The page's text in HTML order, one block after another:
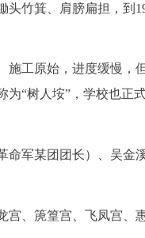
竹箕、肩膀扁担，到
施工原始，进度缓慢，
“树人垵”，学校也正
命军某团团长）、吴金
宫、箎篁宫、飞凤宫、